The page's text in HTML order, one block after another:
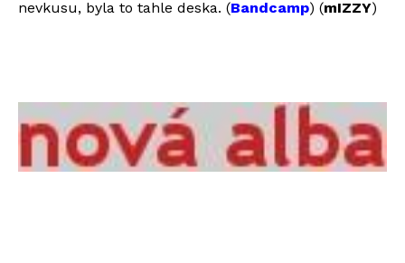
nevkusu, byla to tahle deska. (Bandcamp) (mIZZY)